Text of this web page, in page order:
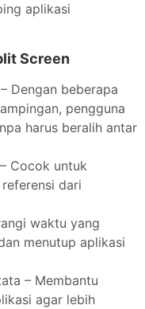
aplikasi
Screen
Dengan beberapa
pengguna
harus beralih antar
Cocok untuk
dari
waktu yang
menutup aplikasi
– Membantu
agar lebih